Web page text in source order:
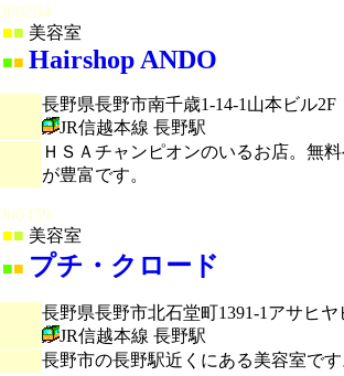
■ 美容室
■■ Hairshop ANDO
長野県長野市南千歳1-14-1山本ビル2F
JR信越本線 長野駅
ＨＳＡチャンピオンのいるお店。無
が豊富です。
■ 美容室
■■ プチ・クロード
長野県長野市北石堂町1391-1アサヒヤ
JR信越本線 長野駅
長野市の長野駅近くにある美容室で